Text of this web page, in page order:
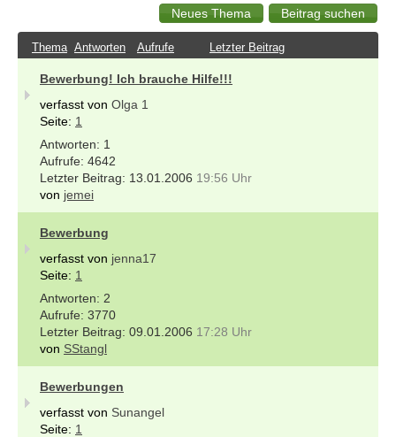
Thema Antworten Aufrufe Letzter Beitrag
Bewerbung! Ich brauche Hilfe!!!
verfasst von Olga 1
Seite: 1
1
4642
13.01.2006 19:56 Uhr
von jemei
Bewerbung
verfasst von jenna17
Seite: 1
2
3770
09.01.2006 17:28 Uhr
von SStangl
Bewerbungen
verfasst von Sunangel
Seite: 1